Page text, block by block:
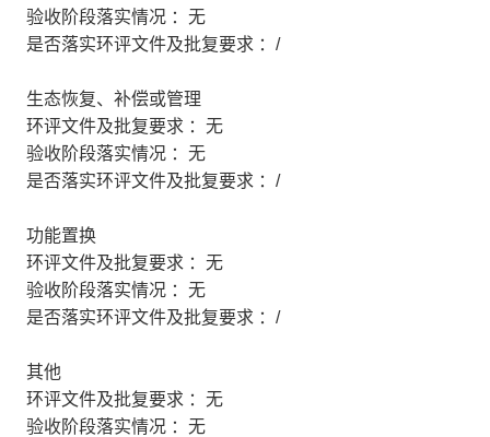
验收阶段落实情况 ：无
是否落实环评文件及批复要求 ：/
生态恢复、补偿或管理
环评文件及批复要求 ：无
验收阶段落实情况 ：无
是否落实环评文件及批复要求 ：/
功能置换
环评文件及批复要求 ：无
验收阶段落实情况 ：无
是否落实环评文件及批复要求 ：/
其他
环评文件及批复要求 ：无
验收阶段落实情况 ：无